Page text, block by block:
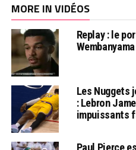
MORE IN VIDÉOS
Replay : le
Les Nuggets
: Lebron
impuissants
Paul Pierce